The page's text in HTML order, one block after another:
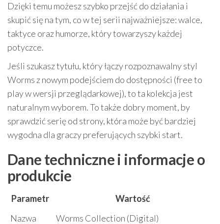
Dzięki temu możesz szybko przejść do działania i
skupić się na tym, co w tej serii najważniejsze: walce,
taktyce oraz humorze, który towarzyszy każdej
potyczce.
Jeśli szukasz tytułu, który łączy rozpoznawalny styl
Worms z nowym podejściem do dostępności (free to
play w wersji przeglądarkowej), to ta kolekcja jest
naturalnym wyborem. To także dobry moment, by
sprawdzić serię od strony, która może być bardziej
wygodna dla graczy preferujących szybki start.
Dane techniczne i informacje o
produkcie
Parametr
Wartość
Nazwa
Worms Collection (Digital)